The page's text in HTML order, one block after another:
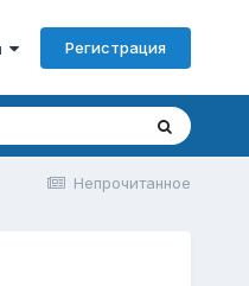
Регистрация
Непрочитанное